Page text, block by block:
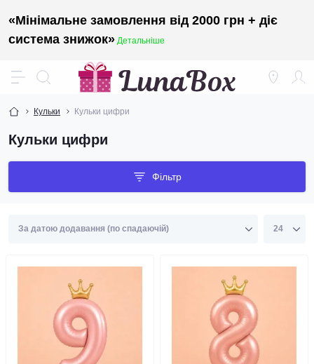
«Мінімальне замовлення від 2000 грн + діє
система знижок» Детальніше
Кульки Кульки цифри
Кульки цифри
Фільтр